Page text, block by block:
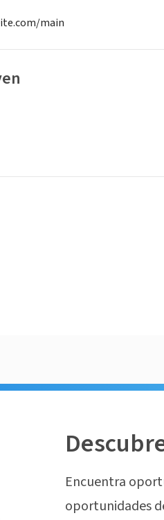
main
Encuentra
oportunidades